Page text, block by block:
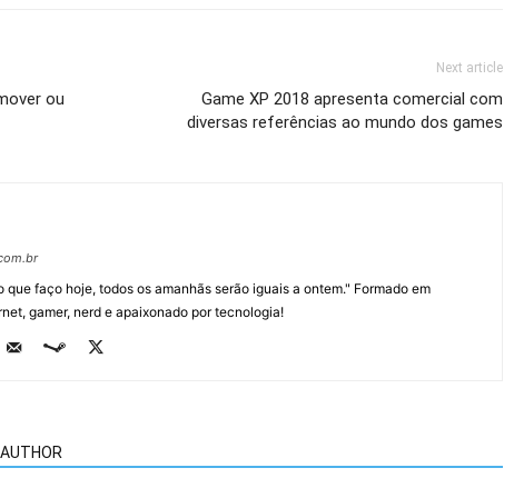
ou
Next article
Game XP 2018 apresenta comercial com
diversas referências ao mundo dos games
que faço hoje, todos os amanhãs serão iguais a ontem." Formado em
gamer, nerd e apaixonado por tecnologia!